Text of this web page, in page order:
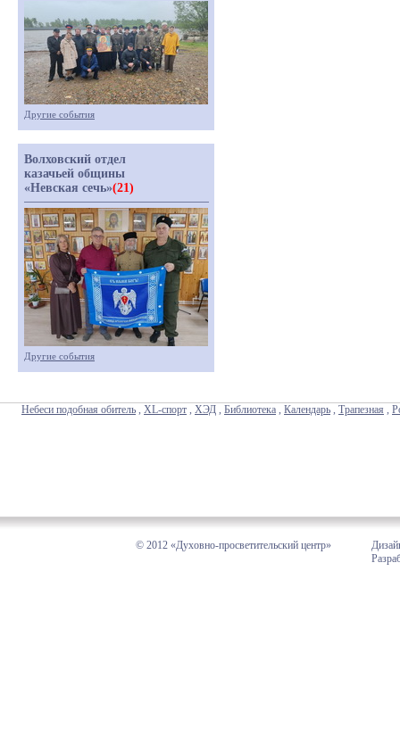
Другие события
Волховский отдел
казачьей общины
«Невская сечь»(21)
Другие события
Небеси подобная обитель , XL-спорт , ХЭД , Библиотека , Календарь , Трапезная ,
© 2012 «Духовно-просветительский центр»